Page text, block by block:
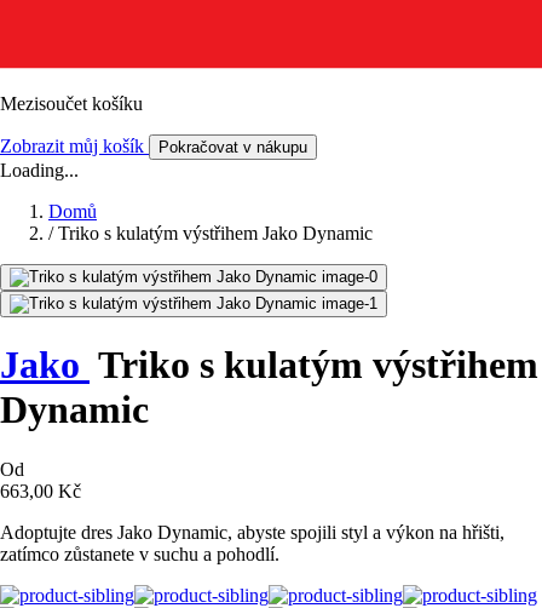
Mezisoučet košíku
Zobrazit můj košík Pokračovat v nákupu
Loading...
Domů
/ Triko s kulatým výstřihem Jako Dynamic
Jako Triko s kulatým výstřihem
Dynamic
Od
663,00 Kč
Adoptujte dres Jako Dynamic, abyste spojili styl a výkon na hřišti,
zatímco zůstanete v suchu a pohodlí.